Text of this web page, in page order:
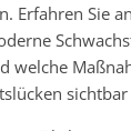
Erfahren Sie
welche